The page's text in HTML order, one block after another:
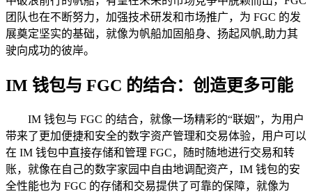
团队也在不断努力，加强技术研发和市场推广，为 FGC 的发
展奠定坚实的基础，就像为帆船加固船身、扬起风帆,助力其
驶向成功的彼岸。
IM 钱包与 FGC 的结合：创造更多可能
IM 钱包与 FGC 的结合，就像一场精彩的“联姻”，为用户
带来了更加便捷和安全的数字资产管理和交易体验，用户可以
在 IM 钱包中直接存储和管理 FGC，随时随地进行交易和转
账，就像在自己的数字家园中自由地调配资产，IM 钱包的安
全性能也为 FGC 的存储和交易提供了可靠的保障，就像为